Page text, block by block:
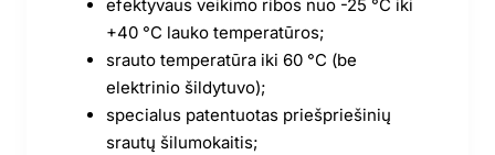
efektyvaus veikimo ribos nuo -25 °C iki
+40 °C lauko temperatūros;
srauto temperatūra iki 60 °C (be
elektrinio šildytuvo);
specialus patentuotas priešpriešinių
srautų šilumokaitis;